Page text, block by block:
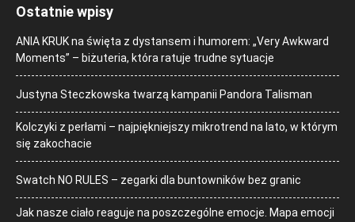
Ostatnie wpisy
ANIA KRUK na święta z dystansem i humorem: „Very Awkward
Moments” – biżuteria, która ratuje trudne sytuacje
Justyna Steczkowska twarzą kampanii Pandora Talisman
Kolczyki z perłami – najpiękniejszy mikrotrend na lato, w którym
się zakochacie
Swatch NO RULES – zegarki dla buntowników bez granic
Jak nasze ciało reaguje na poszczególne emocje. Mapa emocji